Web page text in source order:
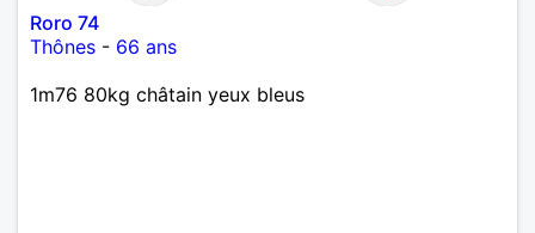
Roro 74
Thônes - 66 ans
1m76 80kg châtain yeux bleus